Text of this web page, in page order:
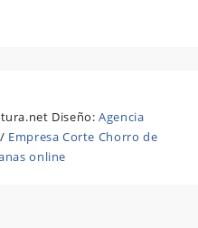
Diseño:Agencia
/ Empresa Corte Chorro de
online